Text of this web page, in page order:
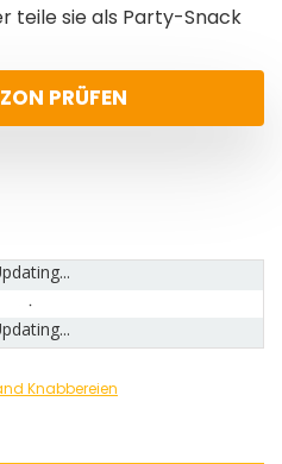
teile sie als Party-Snack
PRÜFEN
Knabbereien